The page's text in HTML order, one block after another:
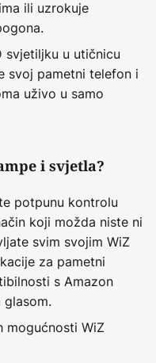
ili uzrokuje
svjetiljku u utičnicu
svoj pametni telefon i
uživo u samo
i svjetla?
potpunu kontrolu
koji možda niste ni
svim svojim WiZ
za pametni
s Amazon
mogućnosti WiZ